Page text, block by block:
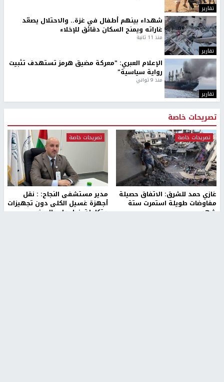
تقارير
تقارير
شهداء بينهم أطفال في غزة.. والاحتلال يصعّد
غاراته ويمنح السكان دقائق للإخلاء
منذ 11 ثانية
تقارير
الإعلام العبري: "معركة مضيق هرمز تستهدف تثبيت
رواية سياسية"
منذ 9 ثواني
تصريحات خاصة
تصريحات خاصة
غازي حمد للشرق: الاتفاق حصيلة
مفاوضات طويلة استمرت ستة
شهور
تصريحات خاصة
مدير مستشفى النجاح: : نقل
أجهزة غسيل الكلى دون تجهيزات
متكاملة خطر على المرضى